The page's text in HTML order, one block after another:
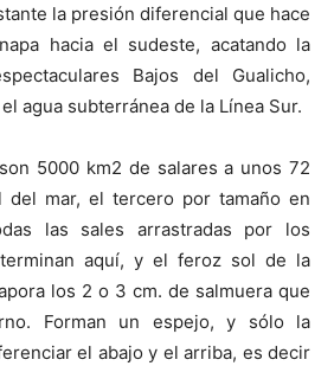
la presión diferencial que hace
hacia el sudeste, acatando la
Bajos del Gualicho,
agua subterránea de la Línea Sur.
5000 km2 de salares a unos 72
del mar, el tercero por tamaño en
las sales arrastradas por los
aquí, y el feroz sol de la
los 2 o 3 cm. de salmuera que
Forman un espejo, y sólo la
el abajo y el arriba, es decir